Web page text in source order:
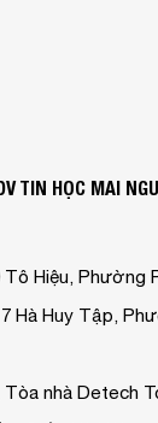
TIN HỌC MAI
Hiệu, Phường
Hà Huy Tập,
Tòa nhà Detech